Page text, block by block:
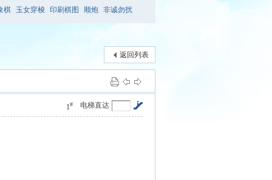
棋 玉女穿梭 印刷棋图 顺炮 非诚勿扰
返回列表
电梯直达
1#